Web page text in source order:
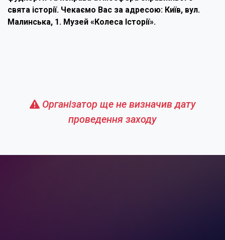
свята історії. Чекаємо Вас за адресою: Київ, вул.
Малинська, 1. Музей «Колеса Історії».
Організатор ще не визначив дату
проведення заходу